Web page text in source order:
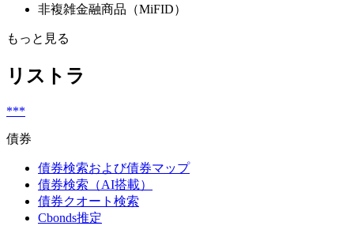
非複雑金融商品（MiFID）
もっと見る
リストラ
***
債券
債券検索および債券マップ
債券検索（AI搭載）
債券クオート検索
Cbonds推定